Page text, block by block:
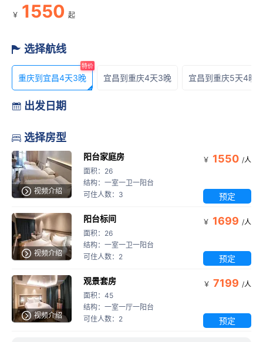
￥ 1550 起
 选择航线
重庆到宜昌4天3晚

特价
宜昌到重庆4天3晚 宜昌到重庆5天4晚
 出发日期
 选择房型
 视频介绍
阳台家庭房
面积：26
结构：一室一卫一阳台
可住人数：3
￥ 1550 /人
预定
 视频介绍
阳台标间
面积：26
结构：一室一卫一阳台
可住人数：2
￥ 1699 /人
预定
 视频介绍
观景套房
面积：45
结构：一室一厅一阳台
可住人数：2
￥ 7199 /人
预定